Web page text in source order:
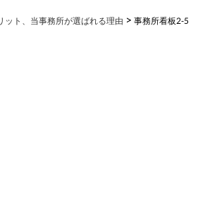
ット、当事務所が選ばれる理由 > 事務所看板2-5